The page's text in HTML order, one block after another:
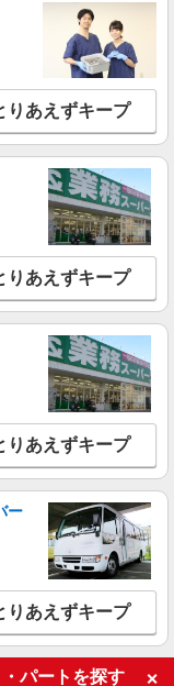
りあえずキープ
りあえずキープ
りあえずキープ
ー
りあえずキープ
パートを探す